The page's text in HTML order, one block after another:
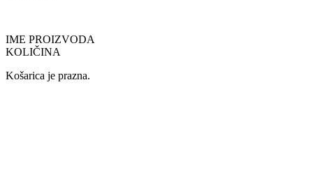
IME PROIZVODA
KOLIČINA
Košarica je prazna.